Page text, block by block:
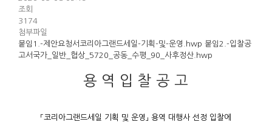
조회
3174
첨부파일
붙임1.-제안요청서코리아그랜드세일-기획-및-운영.hwp 붙임2.-입찰공
고서국가_일반_협상_5720_공동_수평_90_사후정산.hwp
용 역 입 찰 공 고
「코리아그랜드세일 기획 및 운영」 용역 대행사 선정 입찰에